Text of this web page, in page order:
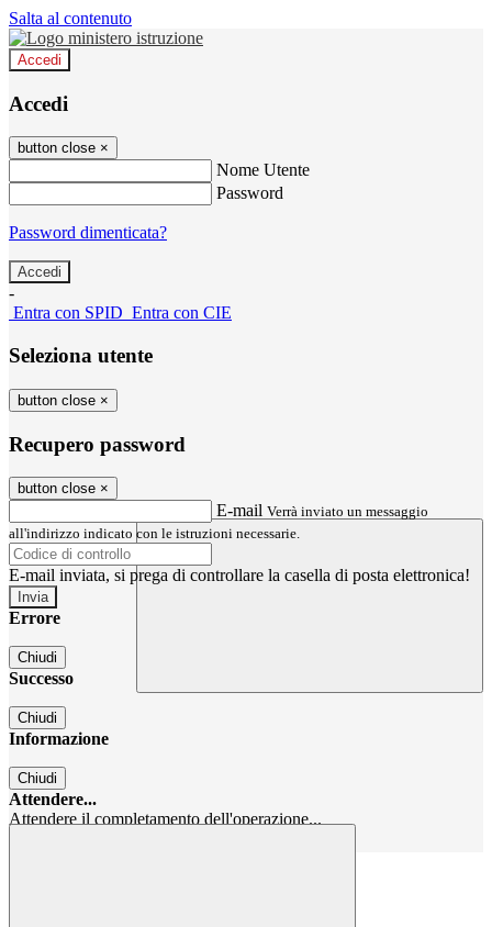
Salta al contenuto
Accedi
Accedi
button close ×
Nome Utente
Password
Password dimenticata?
-
Entra con SPID Entra con CIE
Seleziona utente
button close ×
Recupero password
button close ×
E-mail Verrà inviato un messaggio
all'indirizzo indicato con le istruzioni necessarie.
E-mail inviata, si prega di controllare la casella di posta elettronica!
Errore
Chiudi
Successo
Chiudi
Informazione
Chiudi
Attendere...
Attendere il completamento dell'operazione...